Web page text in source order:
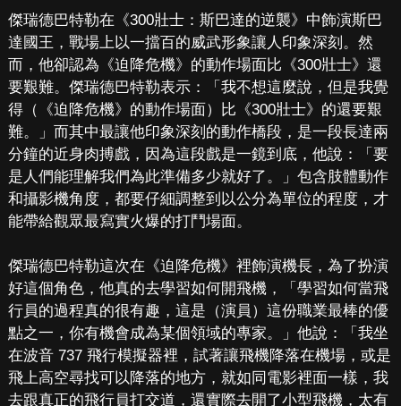
傑瑞德巴特勒在《300壯士：斯巴達的逆襲》中飾演斯巴
達國王，戰場上以一擋百的威武形象讓人印象深刻。然
而，他卻認為《迫降危機》的動作場面比《300壯士》還
要艱難。傑瑞德巴特勒表示：「我不想這麼說，但是我覺
得（《迫降危機》的動作場面）比《300壯士》的還要艱
難。」而其中最讓他印象深刻的動作橋段，是一段長達兩
分鐘的近身肉搏戲，因為這段戲是一鏡到底，他說：「要
是人們能理解我們為此準備多少就好了。」包含肢體動作
和攝影機角度，都要仔細調整到以公分為單位的程度，才
能帶給觀眾最寫實火爆的打鬥場面。
傑瑞德巴特勒這次在《迫降危機》裡飾演機長，為了扮演
好這個角色，他真的去學習如何開飛機，「學習如何當飛
行員的過程真的很有趣，這是（演員）這份職業最棒的優
點之一，你有機會成為某個領域的專家。」他說：「我坐
在波音 737 飛行模擬器裡，試著讓飛機降落在機場，或是
飛上高空尋找可以降落的地方，就如同電影裡面一樣，我
去跟真正的飛行員打交道，還實際去開了小型飛機，太有